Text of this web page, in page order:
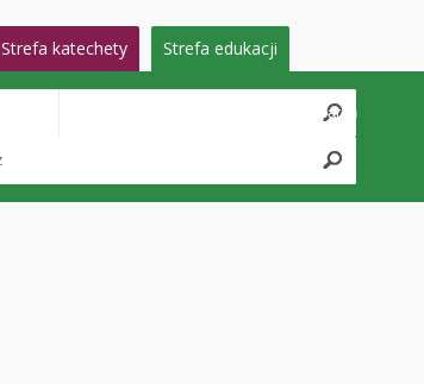
Strefa katechety Strefa edukacji
Search